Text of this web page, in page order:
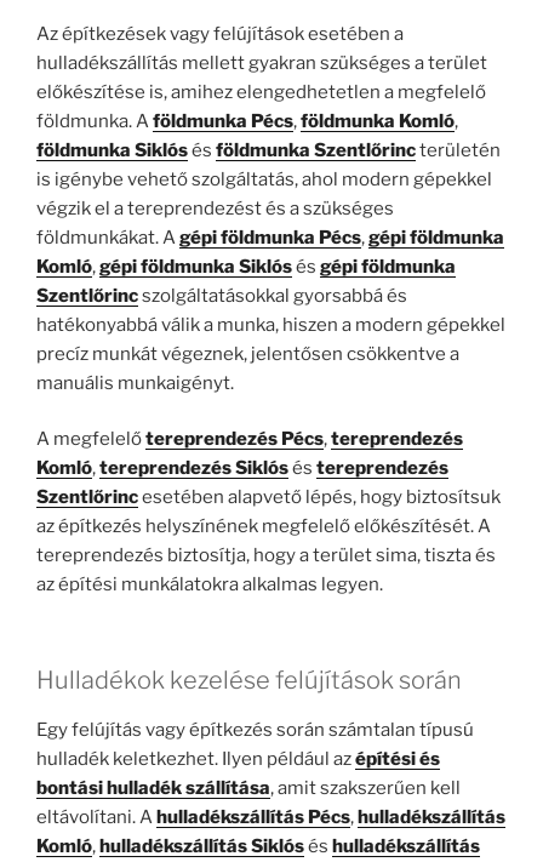
Az építkezések vagy felújítások esetében a
hulladékszállítás mellett gyakran szükséges a terület
előkészítése is, amihez elengedhetetlen a megfelelő
földmunka. Aföldmunka Pécs,földmunka Komló,
földmunka Siklósés földmunka Szentlőrincterületén
is igénybe vehető szolgáltatás, ahol modern gépekkel
végzik el a tereprendezést és a szükséges
földmunkákat. Agépi földmunka Pécs,gépi földmunka
Komló,gépi földmunka Siklósés gépi földmunka
Szentlőrincszolgáltatásokkal gyorsabbá és
hatékonyabbá válik a munka, hiszen a modern gépekkel
precíz munkát végeznek, jelentősen csökkentve a
manuális munkaigényt.
A megfelelőtereprendezés Pécs,tereprendezés
Komló,tereprendezés Siklósés tereprendezés
Szentlőrincesetében alapvető lépés, hogy biztosítsuk
az építkezés helyszínének megfelelő előkészítését. A
tereprendezés biztosítja, hogy a terület sima, tiszta és
az építési munkálatokra alkalmas legyen.
Hulladékok kezelése felújítások során
Egy felújítás vagy építkezés során számtalan típusú
hulladék keletkezhet. Ilyen például azépítési és
bontási hulladék szállítása, amit szakszerűen kell
eltávolítani. Ahulladékszállítás Pécs,hulladékszállítás
Komló,hulladékszállítás Siklósés hulladékszállítás